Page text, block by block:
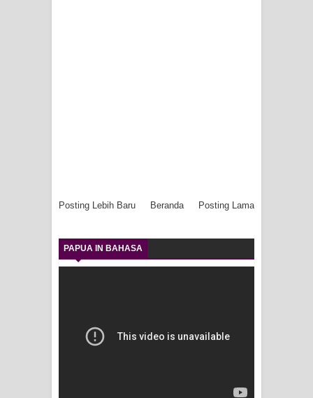
Posting Lebih Baru Posting Lama
Beranda
PAPUA IN BAHASA